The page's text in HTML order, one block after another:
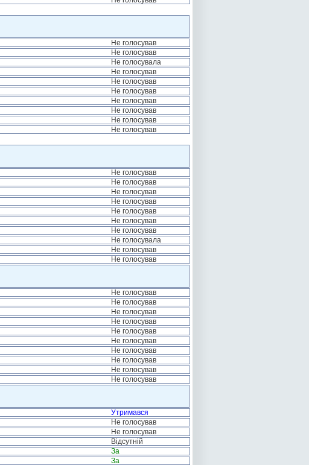
Не голосував
Не голосував
Не голосувала
Не голосував
Не голосував
Не голосував
Не голосував
Не голосував
Не голосував
Не голосував
Не голосував
Не голосував
Не голосував
Не голосував
Не голосував
Не голосував
Не голосував
Не голосувала
Не голосував
Не голосував
Не голосував
Не голосував
Не голосував
Не голосував
Не голосував
Не голосував
Не голосував
Не голосував
Не голосував
Не голосував
Утримався
Не голосував
Не голосував
Відсутній
За
За